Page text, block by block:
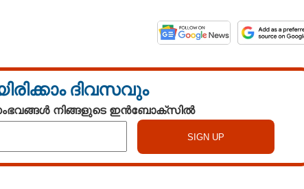
ദിവസവും
നിങ്ങളുടെ ഇൻബോക്സിൽ